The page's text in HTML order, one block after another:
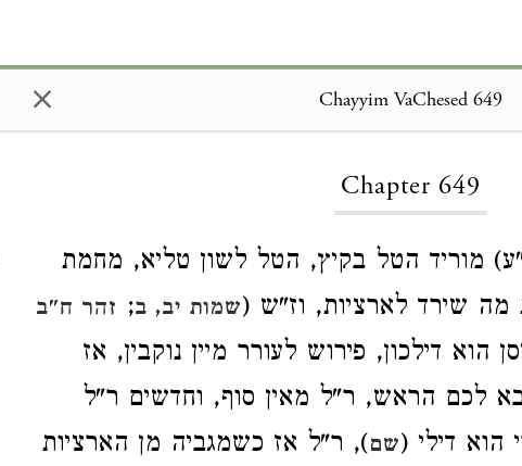
× Chayyim VaChesed 649
Chapter 649
מוריד הטל בקיץ, הטל לשון טליא, מחמת
מה שירד לארציות, וז"ש (שמות יב, ב; זהר ח"ב
דילכון, פירוש לעורר מיין נוקבין, אז
לכם הראש, ר"ל מאין סוף, וחדשים ר"ל
דילי (שם), ר"ל אז כשמגביה מן הארציות